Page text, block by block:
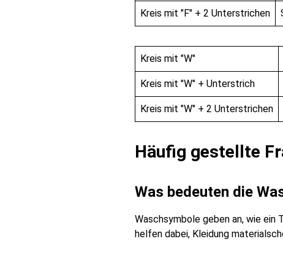
Kreis mit "F" + 2 Unterstrichen
Kreis mit "W"
Kreis mit "W" + Unterstrich
Kreis mit "W" + 2 Unterstrichen
Häufig gestellte
Was bedeuten die
Waschsymbole geben an, wie
helfen dabei, Kleidung